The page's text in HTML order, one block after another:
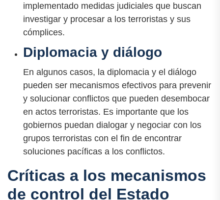
implementado medidas judiciales que buscan
investigar y procesar a los terroristas y sus
cómplices.
Diplomacia y diálogo
En algunos casos, la diplomacia y el diálogo
pueden ser mecanismos efectivos para prevenir
y solucionar conflictos que pueden desembocar
en actos terroristas. Es importante que los
gobiernos puedan dialogar y negociar con los
grupos terroristas con el fin de encontrar
soluciones pacíficas a los conflictos.
Críticas a los mecanismos
de control del Estado